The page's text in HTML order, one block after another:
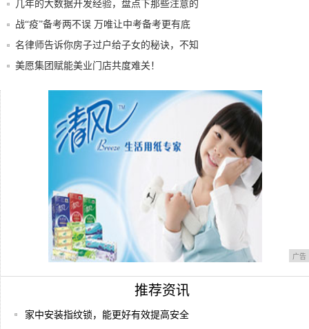
几年的大数据开发经验，盘点下那些注意的
细节，
战“疫”备考两不误 万唯让中考备考更有底
名律师告诉你房子过户给子女的秘诀，不知
道就亏
美愿集团赋能美业门店共度难关！
长安凯程F70对比长城炮 谁是大皮卡一哥
广告
推荐资讯
家中安装指纹锁，能更好有效提高安全